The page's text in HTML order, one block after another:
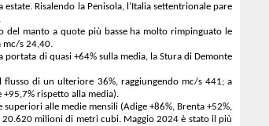
Risalendo la Penisola, l’Italia settentrionale pare
del manto a quote più basse ha molto rimpinguato le
mc/s 24,40.
di quasi +64% sulla media, la Stura di Demonte
di un ulteriore 36%, raggiungendo mc/s 441; a
rispetto alla media).
alle medie mensili (Adige +86%, Brenta +52%,
milioni di metri cubi. Maggio 2024 è stato il più